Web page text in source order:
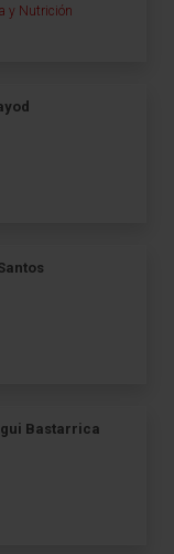
y Nutrición
Bastarrica